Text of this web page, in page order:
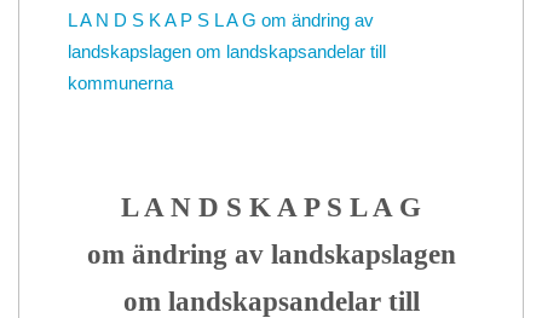
L A N D S K A P S L A G om ändring av
landskapslagen om landskapsandelar till
kommunerna
L A N D S K A P S L A G
om ändring av landskapslagen
om landskapsandelar till